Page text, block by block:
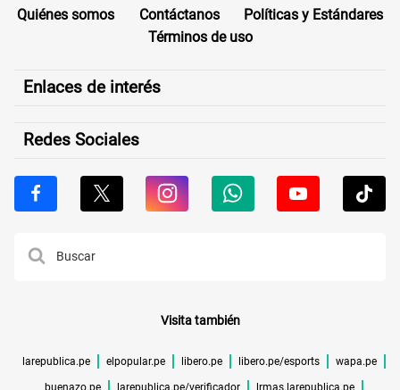
Quiénes somos Contáctanos
Políticas y Estándares
Términos de uso
Enlaces de interés
Redes Sociales
Visita también
larepublica.pe elpopular.pe libero.pe libero.pe/esports wapa.pe
buenazo.pe larepublica.pe/verificador lrmas.larepublica.pe